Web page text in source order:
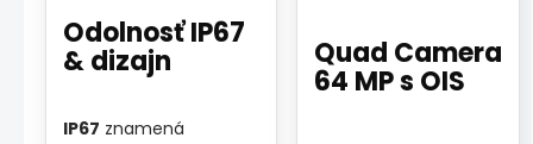
Odolnosť IP67
& dizajn
IP67 znamená
Quad Camera
64 MP s OIS